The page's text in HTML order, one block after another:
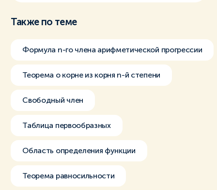
Также по теме
Формула n-го члена арифметической прогрессии
Теорема о корне из корня n-й степени
Свободный член
Таблица первообразных
Область определения функции
Теорема равносильности